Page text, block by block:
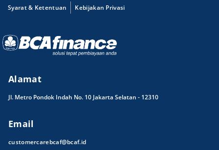
Syarat & Ketentuan
Kebijakan Privasi
Alamat
Jl. Metro Pondok Indah No. 10 Jakarta Selatan - 12310
Email
customercarebcaf@bcaf.id